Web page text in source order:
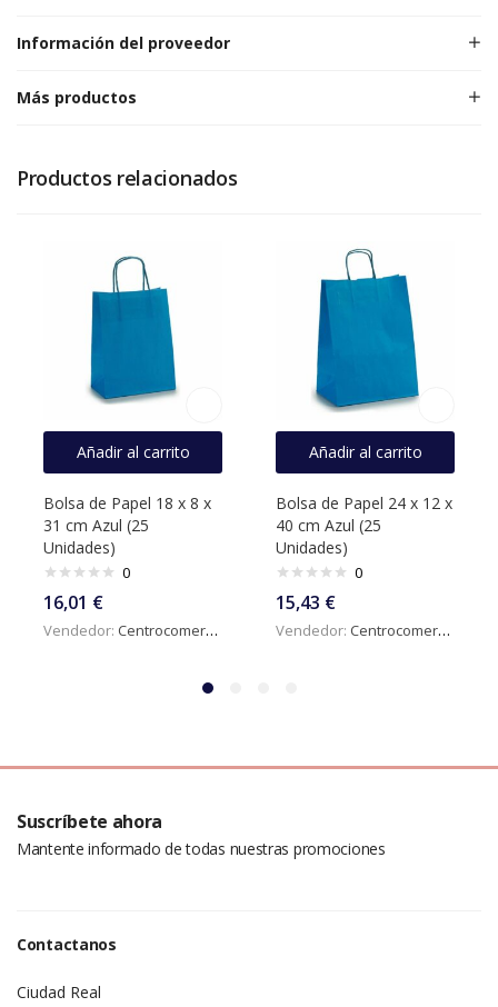
Información del proveedor
Más productos
Productos relacionados
Añadir al carrito
Bolsa de Papel 18 x 8 x
31 cm Azul (25
Unidades)
0
16,01 €
Vendedor: Centrocomercialdigital
Añadir al carrito
Bolsa de Papel 24 x 12 x
40 cm Azul (25
Unidades)
0
15,43 €
Vendedor: Centrocomercialdigital
Suscríbete ahora
Mantente informado de todas nuestras promociones
Contactanos
Ciudad Real